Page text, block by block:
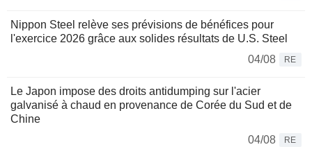
Nippon Steel relève ses prévisions de bénéfices pour
l'exercice 2026 grâce aux solides résultats de U.S. Steel
04/08
RE
Le Japon impose des droits antidumping sur l'acier
galvanisé à chaud en provenance de Corée du Sud et de
Chine
04/08
RE